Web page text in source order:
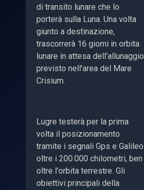
di transito lunare che lo
porterà sulla Luna. Una volta
giunto a destinazione,
trascorrerà 16 giorni in orbita
lunare in attesa dell’allunaggio
previsto nell’area del Mare
Crisium.
Lugre testerà per la prima
volta il posizionamento
tramite i segnali Gps e Galileo
oltre i 200.000 chilometri, ben
oltre l'orbita terrestre. Gli
obiettivi principali della